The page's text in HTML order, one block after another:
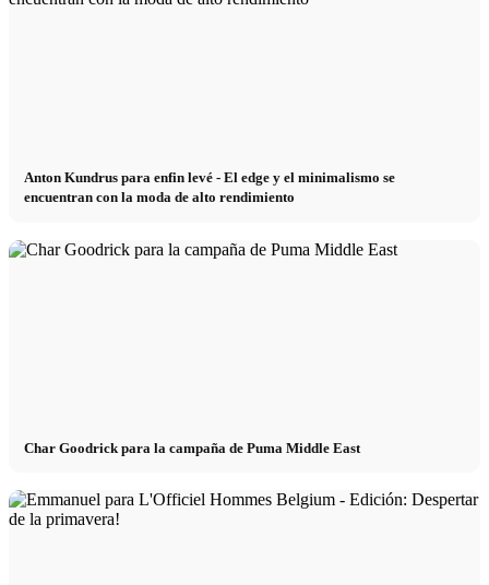
Anton Kundrus para enfin levé - El edge y el minimalismo se
encuentran con la moda de alto rendimiento
Char Goodrick para la campaña de Puma Middle East